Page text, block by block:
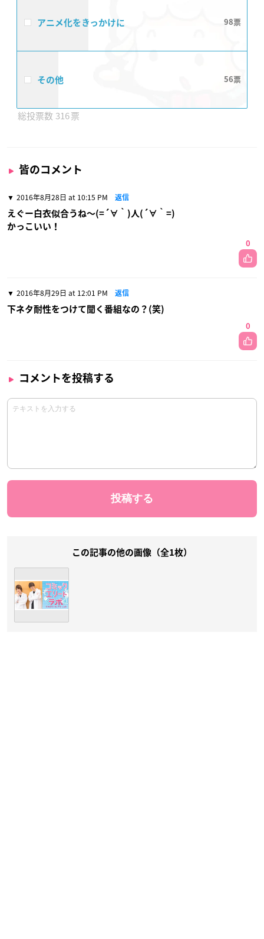
アニメ化をきっかけに 98
その他 56
316
皆のコメント
2016年8月28日 at 10:15 PM 返信
えぐー白衣似合うね〜(=´∀｀)人(´∀｀=)
かっこいい！
0
2016年8月29日 at 12:01 PM 返信
下ネタ耐性をつけて聞く番組なの？(笑)
0
コメントを投稿する
この記事の他の画像（全1枚）